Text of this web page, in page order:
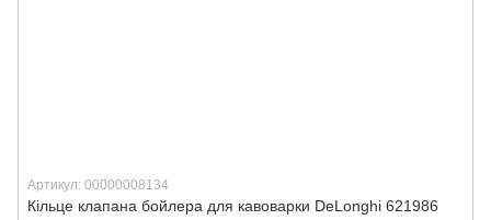
Артикул: 00000008134
Кільце клапана бойлера для кавоварки DeLonghi 621986